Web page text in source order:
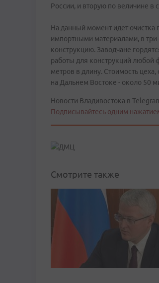
России, и вторую по величине в
На данный момент идет очистка
импортными материалами, в три
конструкцию. Заводчане
работы для конструкций любой
метров в длину. Стоимость
на Дальнем Востоке - около 50
Новости Владивостока в
Подписывайтесь одним
Смотрите также